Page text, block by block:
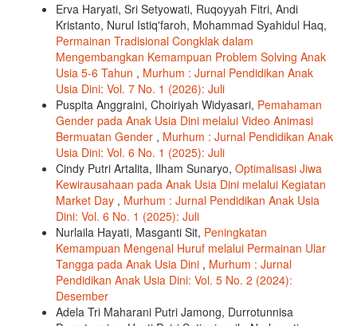
Erva Haryati, Sri Setyowati, Ruqoyyah Fitri, Andi
Kristanto, Nurul Istiq'faroh, Mohammad Syahidul Haq,
Permainan Tradisional Congklak dalam
Mengembangkan Kemampuan Problem Solving Anak
Usia 5-6 Tahun , Murhum : Jurnal Pendidikan Anak
Usia Dini: Vol. 7 No. 1 (2026): Juli
Puspita Anggraini, Choiriyah Widyasari, Pemahaman
Gender pada Anak Usia Dini melalui Video Animasi
Bermuatan Gender , Murhum : Jurnal Pendidikan Anak
Usia Dini: Vol. 6 No. 1 (2025): Juli
Cindy Putri Artalita, Ilham Sunaryo, Optimalisasi Jiwa
Kewirausahaan pada Anak Usia Dini melalui Kegiatan
Market Day , Murhum : Jurnal Pendidikan Anak Usia
Dini: Vol. 6 No. 1 (2025): Juli
Nurlaila Hayati, Masganti Sit, Peningkatan
Kemampuan Mengenal Huruf melalui Permainan Ular
Tangga pada Anak Usia Dini , Murhum : Jurnal
Pendidikan Anak Usia Dini: Vol. 5 No. 2 (2024):
Desember
Adela Tri Maharani Putri Jamong, Durrotunnisa